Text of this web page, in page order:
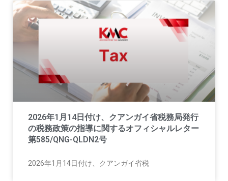
2026年1月14日付け、クアンガイ省税務局発行
の税務政策の指導に関するオフィシャルレター
第585/QNG-QLDN2号
2026年1月14日付け、クアンガイ省税